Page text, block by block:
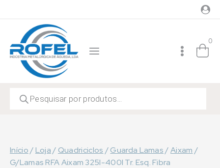
to
content
0
search
Início/Loja /Quadriciclos /Guarda Lamas /Aixam /
G/Lamas RFA Aixam 325I-400I Tr. Esq. Fibra